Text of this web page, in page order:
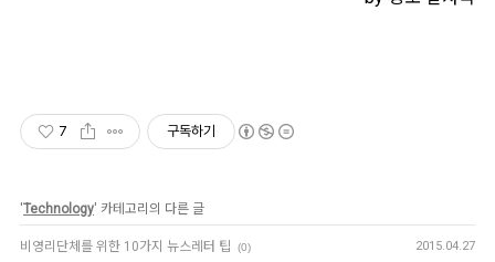
7 구독하기
'Technology' 카테고리의 다른 글
비영리단체를 위한 10가지 뉴스레터 팁 (0) 2015.04.27